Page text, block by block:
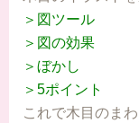
＞図ツール
＞図の効果
＞ぼかし
＞5ポイント
これで木目のま